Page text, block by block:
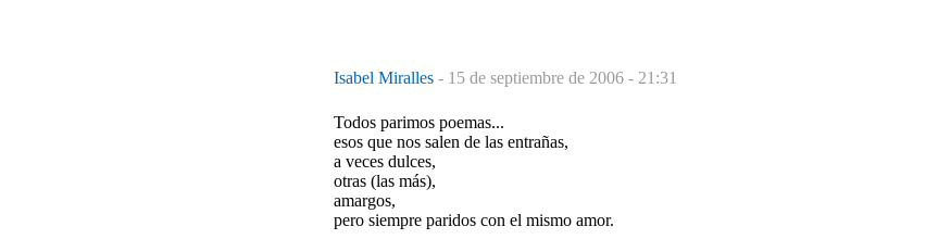
Isabel Miralles - 15 de septiembre de 2006 - 21:31
Todos parimos poemas...
esos que nos salen de las entrañas,
a veces dulces,
otras (las más),
amargos,
pero siempre paridos con el mismo amor.